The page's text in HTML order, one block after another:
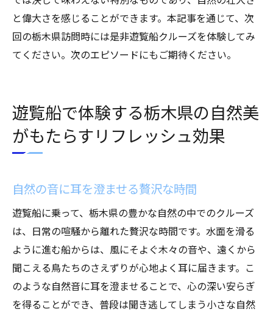
と偉大さを感じることができます。本記事を通じて、次
回の栃木県訪問時には是非遊覧船クルーズを体験してみ
てください。次のエピソードにもご期待ください。
遊覧船で体験する栃木県の自然美
がもたらすリフレッシュ効果
自然の音に耳を澄ませる贅沢な時間
遊覧船に乗って、栃木県の豊かな自然の中でのクルーズ
は、日常の喧騒から離れた贅沢な時間です。水面を滑る
ように進む船からは、風にそよぐ木々の音や、遠くから
聞こえる鳥たちのさえずりが心地よく耳に届きます。こ
のような自然音に耳を澄ませることで、心の深い安らぎ
を得ることができ、普段は聞き逃してしまう小さな自然